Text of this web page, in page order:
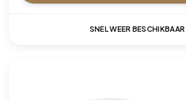
SNEL WEER BESCHIKBAAR